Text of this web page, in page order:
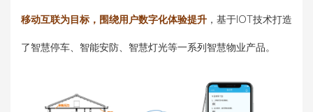
移动互联为目标，围绕用户数字化体验提升 ，基于IOT技术打造
了智慧停车、智能安防、智慧灯光等一系列智慧物业产品。